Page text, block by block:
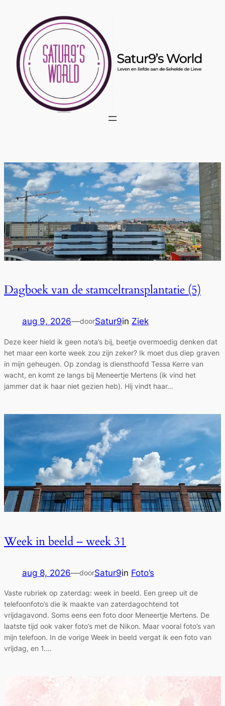
Dagboek van de stamceltransplantatie (5)
aug 9, 2026—doorSatur9in Ziek
Deze keer hield ik geen nota’s bij, beetje overmoedig denken dat
het maar een korte week zou zijn zeker? Ik moet dus diep graven
in mijn geheugen. Op zondag is diensthoofd Tessa Kerre van
wacht, en komt ze langs bij Meneertje Mertens (ik vind het
jammer dat ik haar niet gezien heb). Hij vindt haar…
Week in beeld – week 31
aug 8, 2026—doorSatur9in Foto’s
Vaste rubriek op zaterdag: week in beeld. Een greep uit de
telefoonfoto’s die ik maakte van zaterdagochtend tot
vrijdagavond. Soms eens een foto door Meneertje Mertens. De
laatste tijd ook vaker foto’s met de Nikon. Maar vooral foto’s van
mijn telefoon. In de vorige Week in beeld vergat ik een foto van
vrijdag, en 1.…